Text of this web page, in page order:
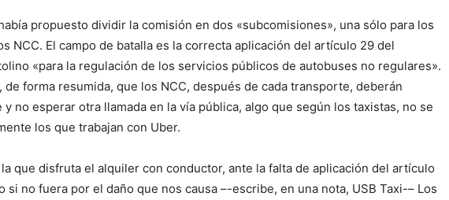
propuesto dividir la comisión en dos «subcomisiones», una sólo para los
NCC. El campo de batalla es la correcta aplicación del artículo 29 del
«para la regulación de los servicios públicos de autobuses no regulares».
de forma resumida, que los NCC, después de cada transporte, deberán
y no esperar otra llamada en la vía pública, algo que según los taxistas, no se
los que trabajan con Uber.
la que disfruta el alquiler con conductor, ante la falta de aplicación del artículo
si no fuera por el daño que nos causa –-escribe, en una nota, USB Taxi-– Los